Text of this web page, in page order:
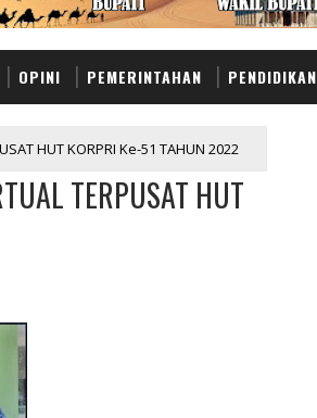
OPINI PEMERINTAHAN PENDIDIKAN
HUT KORPRI Ke-51 TAHUN 2022
TERPUSAT HUT